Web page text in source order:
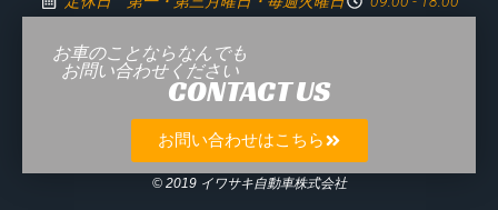
お車のことならなんでも
お問い合わせください
CONTACT US
お問い合わせはこちら
© 2019 イワサキ自動車株式会社